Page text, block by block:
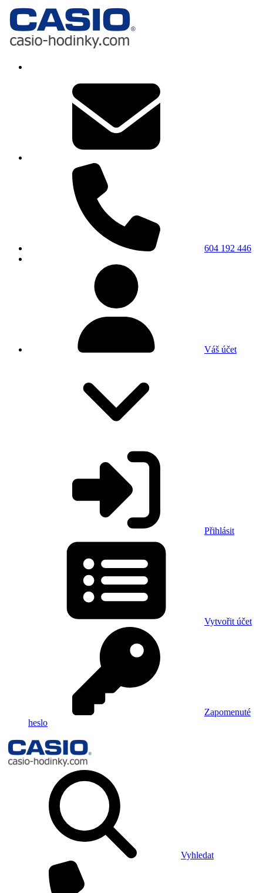
604 192 446
Váš účet
Přihlásit
Vytvořit účet
Zapomenuté
heslo
Vyhledat